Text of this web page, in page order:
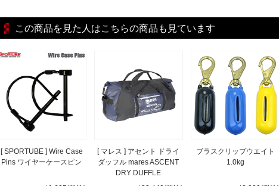
この商品を見た人はこちらの商品も見ています
[ SPORTUBE ] Wire Case
Pins ワイヤーケースピン
[ マレス ] アセント ドライ
ダッフル mares ASCENT
DRY DUFFLE
ブラスクリップウエイト
1.0kg